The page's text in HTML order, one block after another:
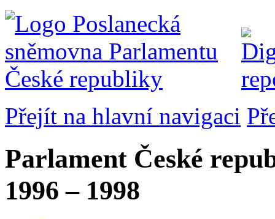
Přejít na hlavní navigaci
Parlament České
1996 – 1998